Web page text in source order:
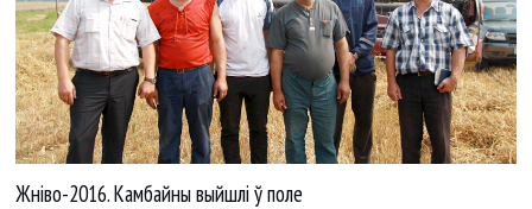
Жніво-2016. Камбайны выйшлi ў поле